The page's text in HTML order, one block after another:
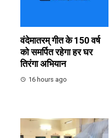
वंदेमातरम् गीत के 150 वर्ष
को समर्पित रहेगा हर घर
तिरंगा अभियान
16 hours ago